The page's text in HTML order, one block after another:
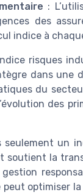
:
des
indice à
risques
dans une
du
des
seulement
soutient la
optimiser